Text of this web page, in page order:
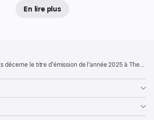
En lire plus
le titre d’émission de l’année 2025 à The Rest Is History